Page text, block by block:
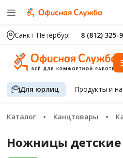
Санкт-Петербург 8 (812) 325-
Для юрлиц Продуктыи
Каталог Канцтовары
Ножницы детские